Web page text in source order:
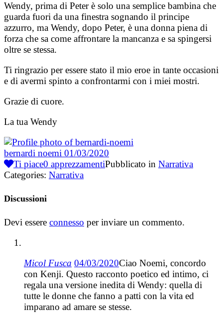
Wendy, prima di Peter è solo una semplice bambina che
guarda fuori da una finestra sognando il principe
azzurro, ma Wendy, dopo Peter, è una donna piena di
forza che sa come affrontare la mancanza e sa spingersi
oltre se stessa.
Ti ringrazio per essere stato il mio eroe in tante occasioni
e di avermi spinto a confrontarmi con i miei mostri.
Grazie di cuore.
La tua Wendy
bernardi noemi 01/03/2020
Ti piace0 apprezzamentiPubblicato in Narrativa
Categories: Narrativa
Discussioni
Devi essere connesso per inviare un commento.
Micol Fusca 04/03/2020Ciao Noemi, concordo
con Kenji. Questo racconto poetico ed intimo, ci
regala una versione inedita di Wendy: quella di
tutte le donne che fanno a patti con la vita ed
imparano ad amare se stesse.